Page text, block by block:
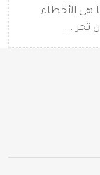
هي الأخطاء
تحر ...